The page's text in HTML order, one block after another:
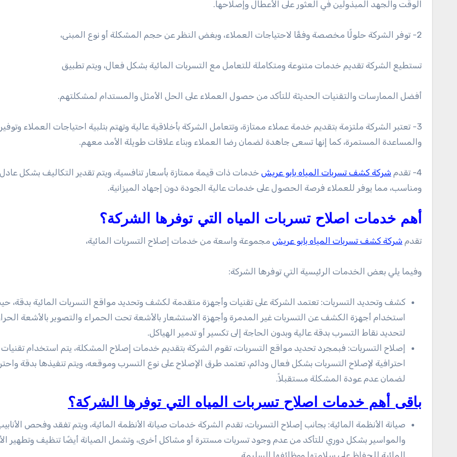
الوقت والجهد المبذولين في العثور على الأعطال وإصلاحها.
2- توفر الشركة حلولًا مخصصة وفقًا لاحتياجات العملاء، وبغض النظر عن حجم المشكلة أو نوع المبنى،
تستطيع الشركة تقديم خدمات متنوعة ومتكاملة للتعامل مع التسربات المائية بشكل فعال، ويتم تطبيق
أفضل الممارسات والتقنيات الحديثة للتأكد من حصول العملاء على الحل الأمثل والمستدام لمشكلتهم.
3- تعتبر الشركة ملتزمة بتقديم خدمة عملاء ممتازة، وتتعامل الشركة بأخلاقية عالية وتهتم بتلبية احتياجات العملاء
والمساعدة المستمرة، كما إنها تسعى جاهدة لضمان رضا العملاء وبناء علاقات طويلة الأمد معهم.
4- تقدم شركة كشف تسربات المياه بابو عريش خدمات ذات قيمة ممتازة بأسعار تنافسية، ويتم تقدير التكاليف بشكل عادل
ومناسب، مما يوفر للعملاء فرصة الحصول على خدمات عالية الجودة دون إجهاد الميزانية.
أهم خدمات اصلاح تسربات المياه التي توفرها الشركة؟
تقدم شركة كشف تسربات المياه بابو عريش مجموعة واسعة من خدمات إصلاح التسربات المائية،
وفيما يلي بعض الخدمات الرئيسية التي توفرها الشركة:
كشف وتحديد التسربات: تعتمد الشركة على تقنيات وأجهزة متقدمة لكشف وتحديد مواقع التسربات المائية بدقة،
استخدام أجهزة الكشف عن التسربات غير المدمرة وأجهزة الاستشعار بالأشعة تحت الحمراء والتصوير بالأشعة
لتحديد نقاط التسرب بدقة عالية وبدون الحاجة إلى تكسير أو تدمير الهياكل.
إصلاح التسربات: فبمجرد تحديد مواقع التسربات، تقوم الشركة بتقديم خدمات إصلاح المشكلة، يتم استخدام
احترافية لإصلاح التسربات بشكل فعال ودائم، تعتمد طرق الإصلاح على نوع التسرب وموقعه، ويتم تنفيذها بدقة
لضمان عدم عودة المشكلة مستقبلاً.
باقى أهم خدمات اصلاح تسربات المياه التي توفرها الشركة؟
صيانة الأنظمة المائية: بجانب إصلاح التسربات، تقدم الشركة خدمات صيانة الأنظمة المائية، ويتم تفقد وفحص
والمواسير بشكل دوري للتأكد من عدم وجود تسربات مستترة أو مشاكل أخرى، وتشمل الصيانة أيضًا تنظيف وتطهير
المائية للحفاظ على سلامتها ووظائفها السليمة.